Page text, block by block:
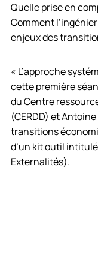
Quelle prise en
Comment
enjeux des
« L’approche
cette première
du Centre
(CERDD) et
transitions
d’un kit outil
Externalités).